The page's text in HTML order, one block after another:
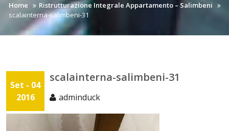
Home
Ristrutturazione Integrale Appartamento – Salimbeni
scalainterna-salimbeni-31
Set - 04
2016
scalainterna-salimbeni-31
adminduck